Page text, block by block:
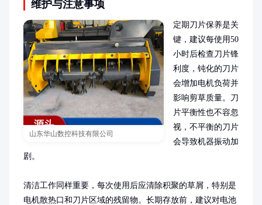
维护与注意事项
山东华山数控科技有限公司
定期刀片保养是关
键，建议每使用50
小时后检查刀片锋
利度，钝化的刀片
会增加电机负荷并
影响剪草质量。刀
片平衡性也不容忽
视，不平衡的刀片
会导致机器振动加
剧。
清洁工作同样重要，每次使用后应清除积聚的草屑，特别是
电机散热口和刀片区域的残留物。长期存放前，建议对电池